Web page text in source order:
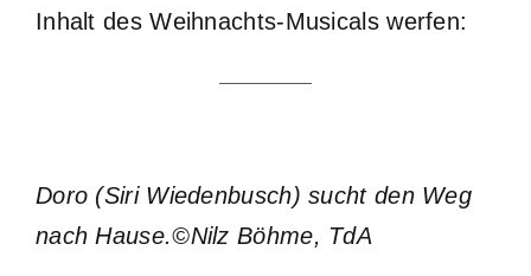
Inhalt des Weihnachts-Musicals werfen:
Doro (Siri Wiedenbusch) sucht den Weg
nach Hause.©Nilz Böhme, TdA